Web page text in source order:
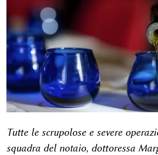
Tutte le scrupolose e severe
squadra del notaio, dottoressa